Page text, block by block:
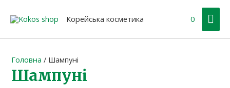
Корейська косметика 0
Головна / Шампуні
Шампуні